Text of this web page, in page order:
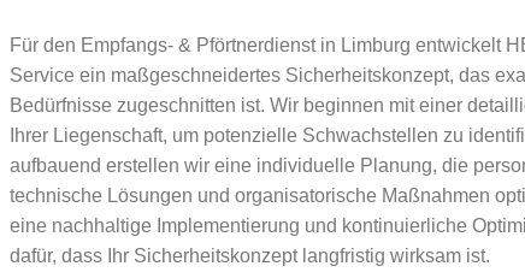
Für den Empfangs- & Pförtnerdienst in Limburg entwickelt
Service ein maßgeschneidertes Sicherheitskonzept, das
Bedürfnisse zugeschnitten ist. Wir beginnen mit einer
Ihrer Liegenschaft, um potenzielle Schwachstellen zu
aufbauend erstellen wir eine individuelle Planung, die
technische Lösungen und organisatorische Maßnahmen
eine nachhaltige Implementierung und kontinuierliche
dafür, dass Ihr Sicherheitskonzept langfristig wirksam ist.